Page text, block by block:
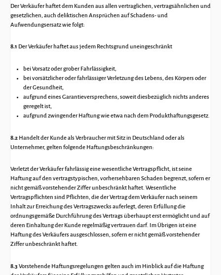
Der Verkäufer haftet dem Kunden aus allen vertraglichen, vertragsähnlichen und
gesetzlichen, auch deliktischen Ansprüchen auf Schadens- und
Aufwendungsersatz wie folgt:
8.1 Der Verkäufer haftet aus jedem Rechtsgrund uneingeschränkt
bei Vorsatz oder grober Fahrlässigkeit,
bei vorsätzlicher oder fahrlässiger Verletzung des Lebens, des Körpers oder
der Gesundheit,
aufgrund eines Garantieversprechens, soweit diesbezüglich nichts anderes
geregelt ist,
aufgrund zwingender Haftung wie etwa nach dem Produkthaftungsgesetz.
8.2 Handelt der Kunde als Verbraucher mit Sitz in Deutschland oder als
Unternehmer, gelten folgende Haftungsbeschränkungen:
Verletzt der Verkäufer fahrlässig eine wesentliche Vertragspflicht, ist seine
Haftung auf den vertragstypischen, vorhersehbaren Schaden begrenzt, sofern er
nicht gemäß vorstehender Ziffer unbeschränkt haftet. Wesentliche
Vertragspflichten sind Pflichten, die der Vertrag dem Verkäufer nach seinem
Inhalt zur Erreichung des Vertragszwecks auferlegt, deren Erfüllung die
ordnungsgemäße Durchführung des Vertrags überhaupt erst ermöglicht und auf
deren Einhaltung der Kunde regelmäßig vertrauen darf. Im Übrigen ist eine
Haftung des Verkäufers ausgeschlossen, sofern er nicht gemäß vorstehender
Ziffer unbeschränkt haftet.
8.3 Vorstehende Haftungsregelungen gelten auch im Hinblick auf die Haftung